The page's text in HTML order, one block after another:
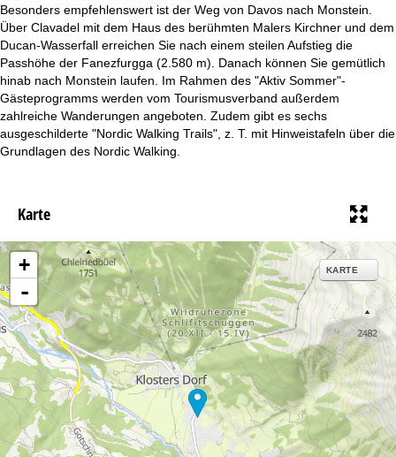
Besonders empfehlenswert ist der Weg von Davos nach Monstein.
Über Clavadel mit dem Haus des berühmten Malers Kirchner und dem
Ducan-Wasserfall erreichen Sie nach einem steilen Aufstieg die
Passhöhe der Fanezfurgga (2.580 m). Danach können Sie gemütlich
hinab nach Monstein laufen. Im Rahmen des "Aktiv Sommer"-
Gästeprogramms werden vom Tourismusverband außerdem
zahlreiche Wanderungen angeboten. Zudem gibt es sechs
ausgeschilderte "Nordic Walking Trails", z. T. mit Hinweistafeln über die
Grundlagen des Nordic Walking.
Karte
+
-
KARTE